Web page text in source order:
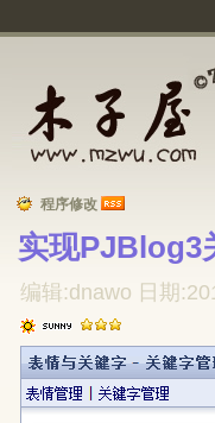
程序修改
实现PJBlog3
编辑:dnawo 日期